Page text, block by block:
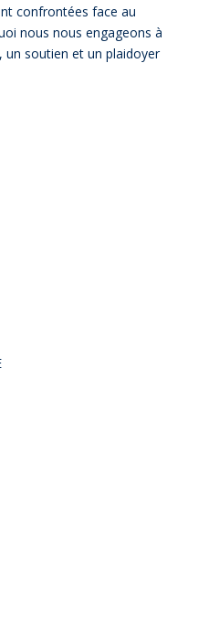
confrontées face au
nous nous engageons à
soutien et un plaidoyer